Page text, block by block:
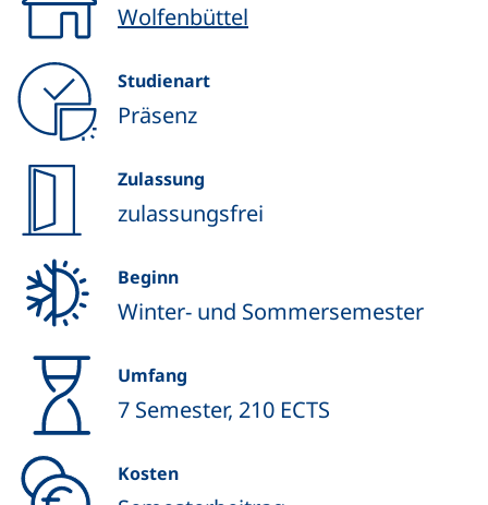
Wolfenbüttel
Studienart
Präsenz
Zulassung
zulassungsfrei
Beginn
Winter- und Sommersemester
Umfang
7 Semester, 210 ECTS
Kosten